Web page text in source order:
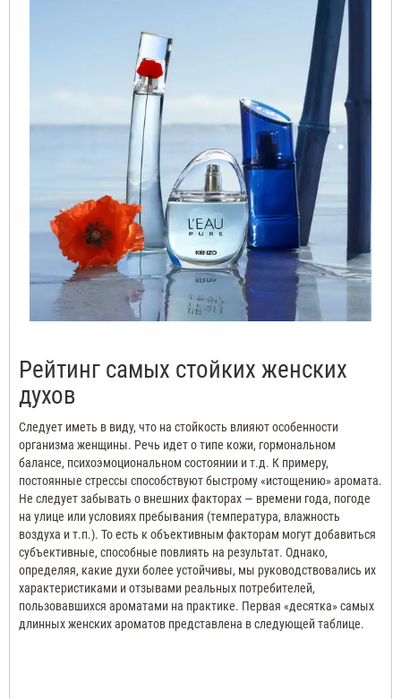
Рейтинг самых стойких женских
духов
Следует иметь в виду, что на стойкость влияют особенности
организма женщины. Речь идет о типе кожи, гормональном
балансе, психоэмоциональном состоянии и т.д. К примеру,
постоянные стрессы способствуют быстрому «истощению» аромата.
Не следует забывать о внешних факторах — времени года, погоде
на улице или условиях пребывания (температура, влажность
воздуха и т.п.). То есть к объективным факторам могут добавиться
субъективные, способные повлиять на результат. Однако,
определяя, какие духи более устойчивы, мы руководствовались их
характеристиками и отзывами реальных потребителей,
пользовавшихся ароматами на практике. Первая «десятка» самых
длинных женских ароматов представлена ​​в следующей таблице.